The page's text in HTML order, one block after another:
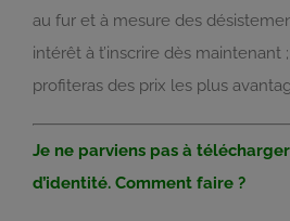
au fur et à mesure des
intérêt à t’inscrire dès maintenant
profiteras des prix les plus
Je ne parviens pas à
d’identité. Comment faire ?